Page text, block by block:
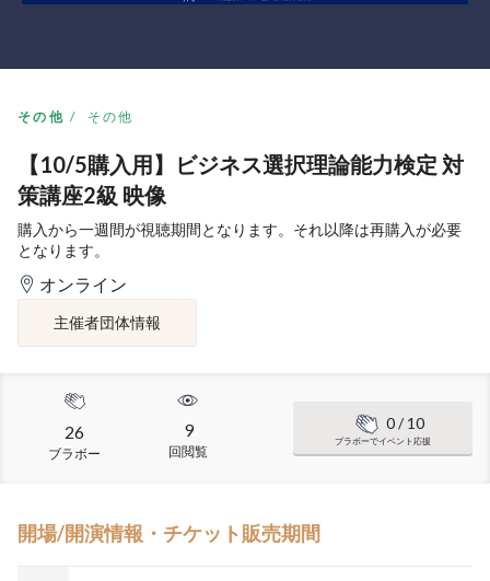
その他 その他
【10/5購入用】ビジネス選択理論能力検定 対
策講座2級 映像
購入から一週間が視聴期間となります。それ以降は再購入が必要
となります。
オンライン
主催者団体情報
26
ブラボー
9
回閲覧
0/ 10
ブラボーでイベント応援
開場/開演情報・チケット販売期間